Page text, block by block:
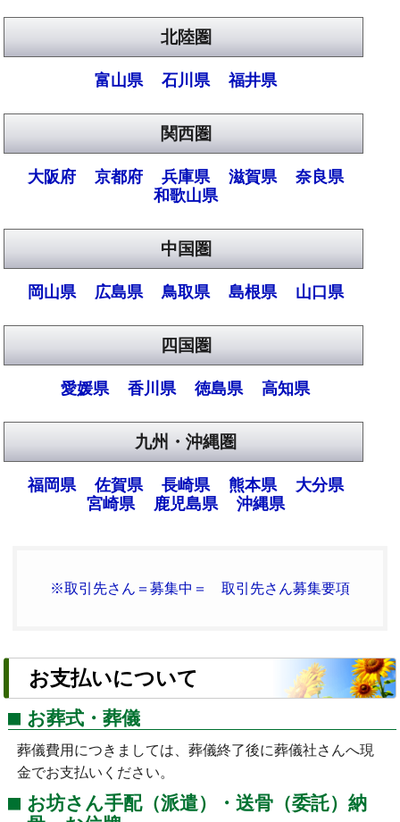
北陸圏
富山県 石川県 福井県
関西圏
大阪府 京都府 兵庫県 滋賀県
奈良県
和歌山県
中国圏
岡山県 広島県 鳥取県 島根県 山口県
四国圏
愛媛県 香川県 徳島県 高知県
九州・沖縄圏
福岡県 佐賀県 長崎県 熊本県
大分県
宮崎県
鹿児島県 沖縄県
※取引先さん＝募集中＝ 取引先さん募集要項
お支払いについて
お葬式・葬儀
葬儀費用につきましては、葬儀終了後に葬儀社さんへ現
金でお支払いください。
お坊さん手配（派遣）・送骨（委託）納